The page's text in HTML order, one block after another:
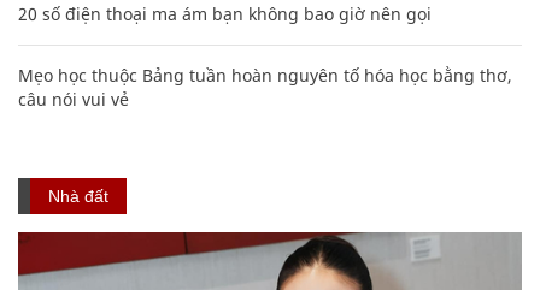
20 số điện thoại ma ám bạn không bao giờ nên gọi
Mẹo học thuộc Bảng tuần hoàn nguyên tố hóa học bằng thơ,
câu nói vui vẻ
Nhà đất